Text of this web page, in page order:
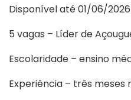
Disponível até 01/06/
5 vagas – Líder de
Escolaridade – ensino
Experiência – três meses